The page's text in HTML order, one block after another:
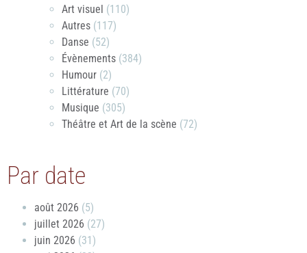
Art visuel (110)
Autres (117)
Danse (52)
Évènements (384)
Humour (2)
Littérature (70)
Musique (305)
Théâtre et Art de la scène (72)
Par date
août 2026 (5)
juillet 2026 (27)
juin 2026 (31)